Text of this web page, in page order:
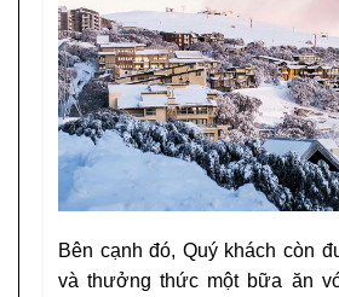
Bên cạnh đó, Quý khách còn
và thưởng thức một bữa ăn